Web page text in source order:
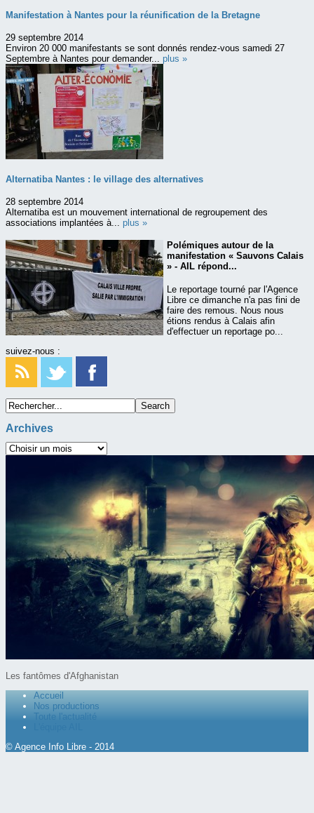
Manifestation à Nantes pour la réunification de la Bretagne
29 septembre 2014
Environ 20 000 manifestants se sont donnés rendez-vous samedi 27
Septembre à Nantes pour demander... plus »
Alternatiba Nantes : le village des alternatives
28 septembre 2014
Alternatiba est un mouvement international de regroupement des
associations implantées à... plus »
Polémiques autour de la
manifestation « Sauvons Calais
» - AIL répond...
Le reportage tourné par l'Agence
Libre ce dimanche n'a pas fini de
faire des remous. Nous nous
étions rendus à Calais afin
d'effectuer un reportage po...
suivez-nous :
Archives
Les fantômes d'Afghanistan
Accueil
Nos productions
Toute l'actualité
© Agence Info Libre - 2014